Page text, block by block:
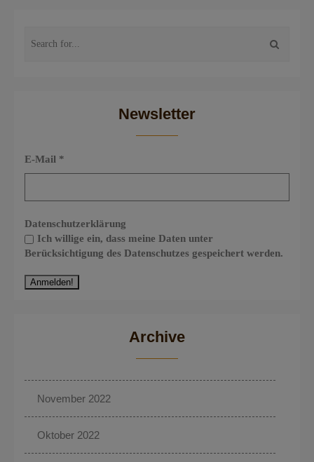
Newsletter
E-Mail *
Datenschutzerklärung
Ich willige ein, dass meine Daten unter
Berücksichtigung des Datenschutzes gespeichert werden.
Archive
November 2022
Oktober 2022